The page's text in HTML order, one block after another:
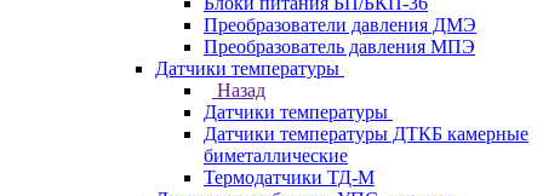
Преобразователи давления ДМЭ
Преобразователь давления МПЭ
Датчики температуры
Назад
Датчики температуры
Датчики температуры ДТКБ камерные
биметаллические
Термодатчики ТД-М